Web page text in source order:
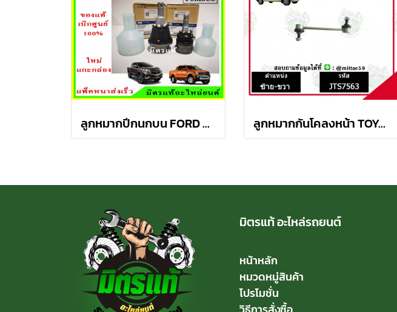
ลูกหมากปีกนกบน FORD Ranger T6 / MAZDA BT50 PRO 2WD , 4WD ลูกหมากกันโคลงหน้า TOYOTA AVANZA อเวนซ่า ปี 04-11ชุดช่วงล่าง TRW ราคาต่อคู่
มิตรแท้ อะไหล่รถยนต์
หน้าหลัก
หมวดหมู่สินค้า
โปรโมชั่น